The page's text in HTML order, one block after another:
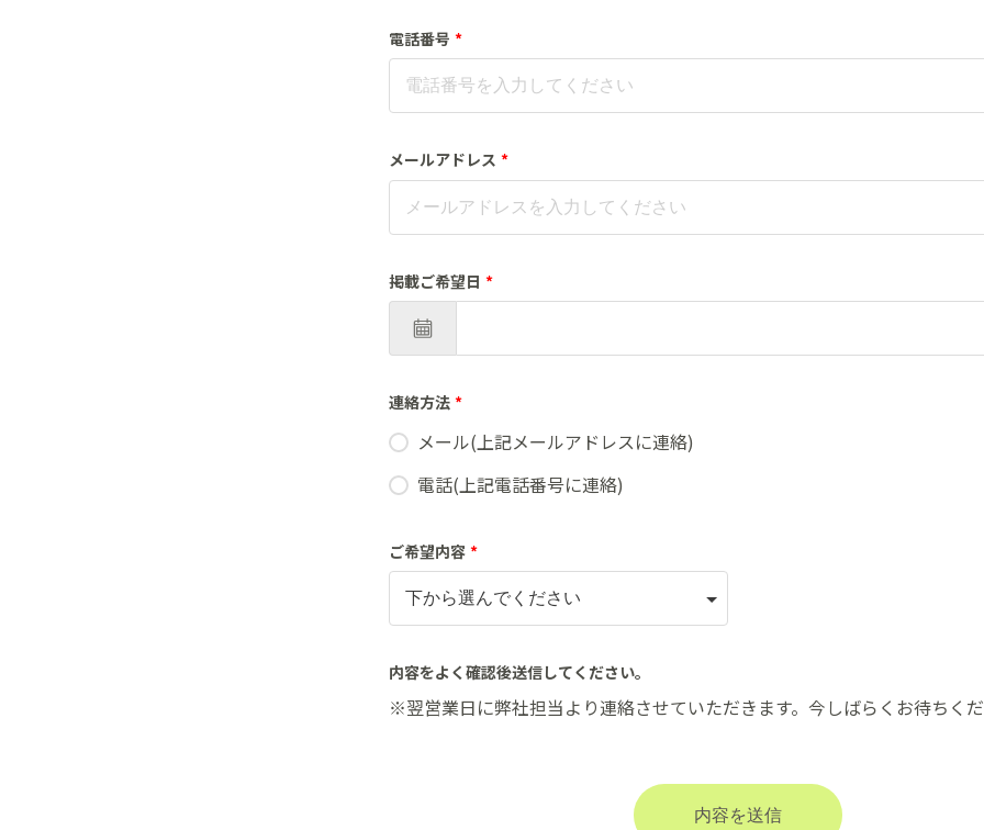
電話番号 *
メールアドレス *
掲載ご希望日 *
連絡方法 *
メール(上記メールアドレスに連絡)
電話(上記電話番号に連絡)
ご希望内容 *
内容をよく確認後送信してください。
※翌営業日に弊社担当より連絡させていただきます。今しばらくお待ちく
内容を送信